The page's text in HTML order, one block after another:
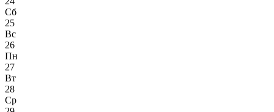
Сб
25
Вс
26
Пн
27
Вт
28
Ср